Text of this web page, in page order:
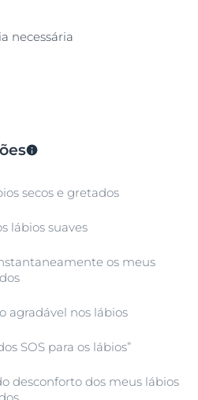
necessária
secos e gretados
lábios suaves
os meus
agradável nos lábios
SOS para os lábios”
desconforto dos meus lábios